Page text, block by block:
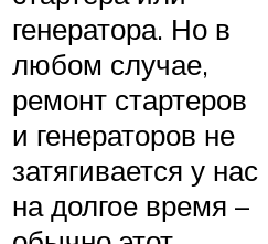
генератора. Но в
любом случае,
ремонт стартеров
и генераторов не
затягивается у нас
на долгое время –